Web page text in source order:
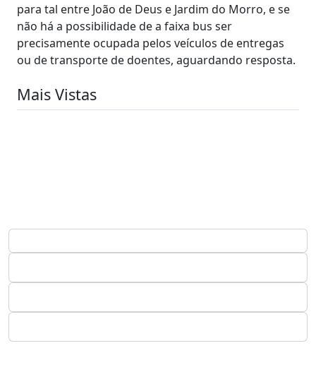
para tal entre João de Deus e Jardim do Morro, e se
não há a possibilidade de a faixa bus ser
precisamente ocupada pelos veículos de entregas
ou de transporte de doentes, aguardando resposta.
Mais Vistas